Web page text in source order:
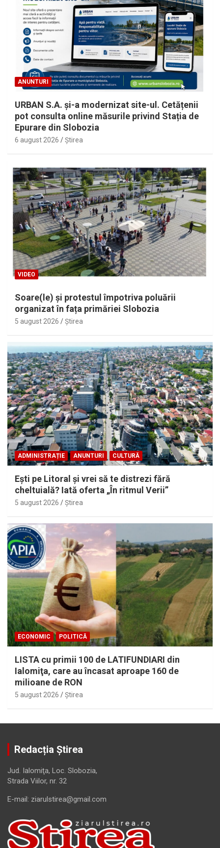
ANUNTURI
URBAN S.A. și-a modernizat site-ul. Cetățenii
pot consulta online măsurile privind Stația de
Epurare din Slobozia
6 august 2026 Ştirea
VIDEO
Soare(le) și protestul împotriva poluării
organizat în fața primăriei Slobozia
5 august 2026 Ştirea
ADMINISTRAȚIE ANUNTURI CULTURĂ
Eşti pe Litoral şi vrei să te distrezi fără
cheltuială? Iată oferta „În ritmul Verii”
5 august 2026 Ştirea
ECONOMIC POLITICĂ
LISTA cu primii 100 de LATIFUNDIARI din
Ialomiţa, care au încasat aproape 160 de
milioane de RON
5 august 2026 Ştirea
Redacția Știrea
Jud. Ialomiţa, Loc. Slobozia,
Strada Viilor, nr. 32
E-mail: ziarulstirea@gmail.com